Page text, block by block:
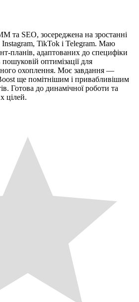
та SEO, зосереджена на зростанні
TikTok і Telegram. Маю
планів, адаптованих до специфіки
оптимізації для
охоплення. Моє завдання —
ще помітнішим і привабливішим
Готова до динамічної роботи та
цілей.